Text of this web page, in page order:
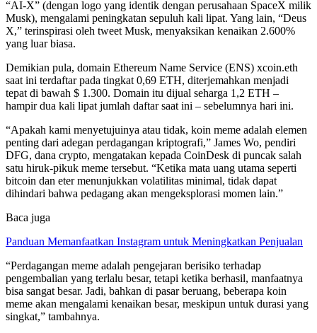
“AI-X” (dengan logo yang identik dengan perusahaan SpaceX milik
Musk), mengalami peningkatan sepuluh kali lipat. Yang lain, “Deus
X,” terinspirasi oleh tweet Musk, menyaksikan kenaikan 2.600%
yang luar biasa.
Demikian pula, domain Ethereum Name Service (ENS) xcoin.eth
saat ini terdaftar pada tingkat 0,69 ETH, diterjemahkan menjadi
tepat di bawah $ 1.300. Domain itu dijual seharga 1,2 ETH –
hampir dua kali lipat jumlah daftar saat ini – sebelumnya hari ini.
“Apakah kami menyetujuinya atau tidak, koin meme adalah elemen
penting dari adegan perdagangan kriptografi,” James Wo, pendiri
DFG, dana crypto, mengatakan kepada CoinDesk di puncak salah
satu hiruk-pikuk meme tersebut. “Ketika mata uang utama seperti
bitcoin dan eter menunjukkan volatilitas minimal, tidak dapat
dihindari bahwa pedagang akan mengeksplorasi momen lain.”
Baca juga
Panduan Memanfaatkan Instagram untuk Meningkatkan Penjualan
“Perdagangan meme adalah pengejaran berisiko terhadap
pengembalian yang terlalu besar, tetapi ketika berhasil, manfaatnya
bisa sangat besar. Jadi, bahkan di pasar beruang, beberapa koin
meme akan mengalami kenaikan besar, meskipun untuk durasi yang
singkat,” tambahnya.